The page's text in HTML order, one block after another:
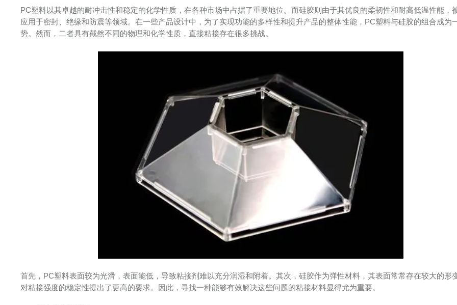
PC塑料以其卓越的耐冲击性和稳定的化学性质，在各种市场中占据了重要地位。而硅胶则由于其优良的柔韧性和耐高低温性能，
应用于密封、绝缘和防震等领域。在一些产品设计中，为了实现功能的多样性和提升产品的整体性能，PC塑料与硅胶的组合成为
势。然而，二者具有截然不同的物理和化学性质，直接粘接存在很多挑战。
首先，PC塑料表面较为光滑，表面能低，导致粘接剂难以充分润湿和附着。其次，硅胶作为弹性材料，其表面常常存在较大的形
对粘接强度的稳定性提出了更高的要求。因此，寻找一种能够有效解决这些问题的粘接材料显得尤为重要。